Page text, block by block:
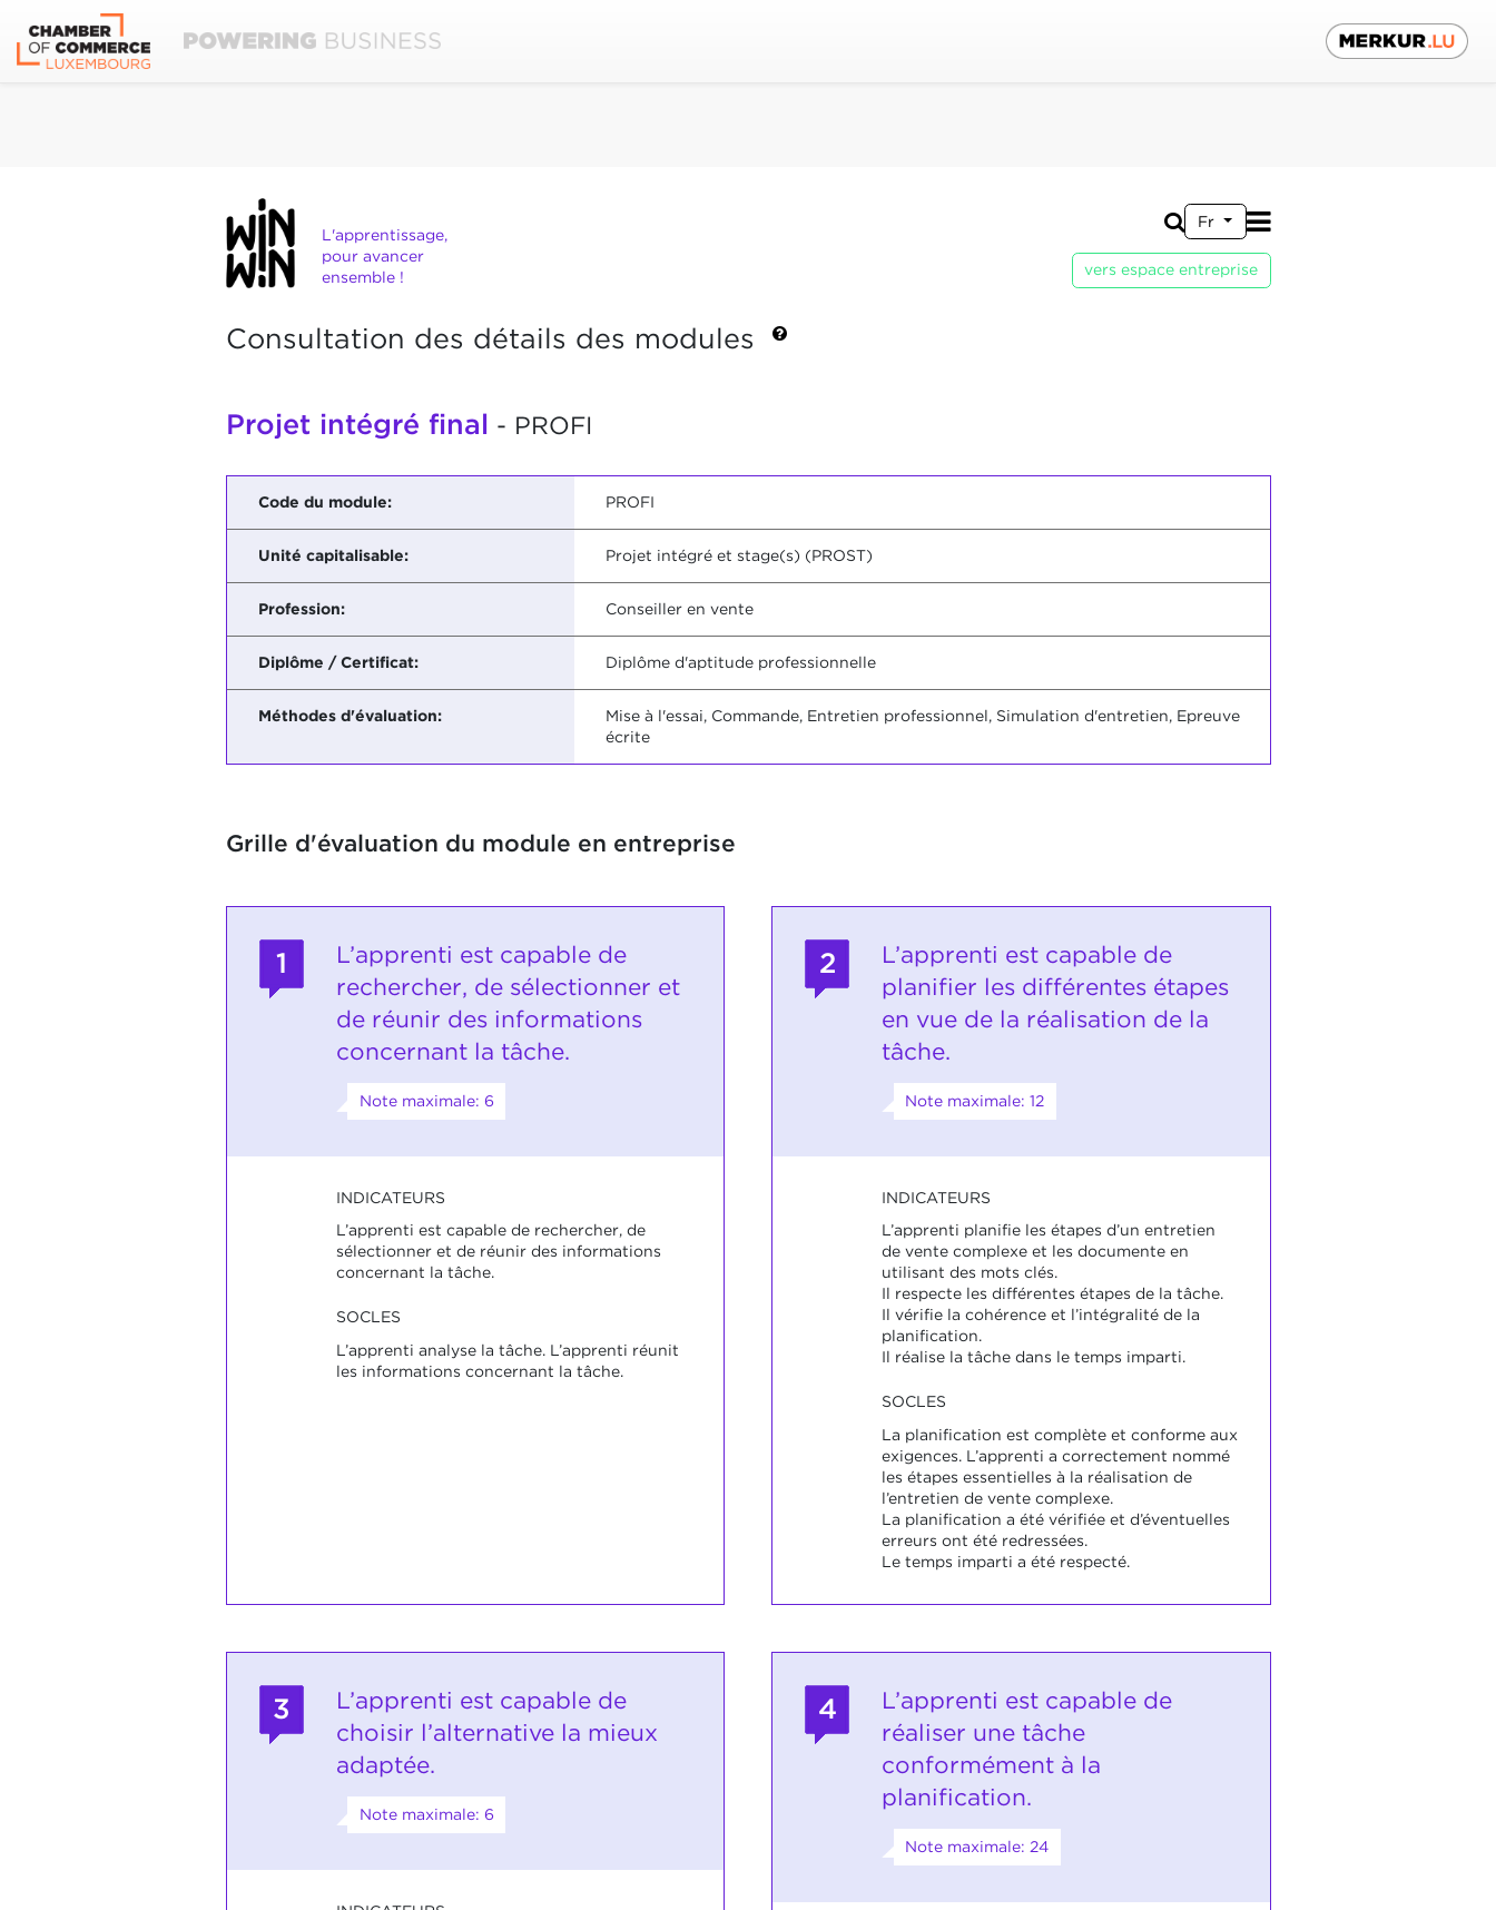
L'apprentissage,
pour avancer
ensemble !
Fr
vers espace entreprise
Consultation des détails des modules
Projet intégré final - PROFI
Code du module: PROFI
Unité capitalisable: Projet intégré et stage(s) (PROST)
Profession: Conseiller en vente
Diplôme / Certificat: Diplôme d'aptitude professionnelle
Méthodes d'évaluation:
Mise à l'essai, Commande, Entretien professionnel, Simulation d'entretien, Epreuve
écrite
Grille d'évaluation du module en entreprise
1
L’apprenti est capable de
rechercher, de sélectionner et
de réunir des informations
concernant la tâche.
Note maximale: 6
INDICATEURS
L’apprenti est capable de rechercher, de
sélectionner et de réunir des informations
concernant la tâche.
SOCLES
L’apprenti analyse la tâche. L’apprenti réunit
les informations concernant la tâche.
2
L’apprenti est capable de
planifier les différentes étapes
en vue de la réalisation de la
tâche.
Note maximale: 12
INDICATEURS
L’apprenti planifie les étapes d’un entretien
de vente complexe et les documente en
utilisant des mots clés.
Il respecte les différentes étapes de la tâche.
Il vérifie la cohérence et l’intégralité de la
planification.
Il réalise la tâche dans le temps imparti.
SOCLES
La planification est complète et conforme aux
exigences. L’apprenti a correctement nommé
les étapes essentielles à la réalisation de
l’entretien de vente complexe.
La planification a été vérifiée et d’éventuelles
erreurs ont été redressées.
Le temps imparti a été respecté.
3
L’apprenti est capable de
choisir l’alternative la mieux
adaptée.
Note maximale: 6
4
L’apprenti est capable de
réaliser une tâche
conformément à la
planification.
Note maximale: 24